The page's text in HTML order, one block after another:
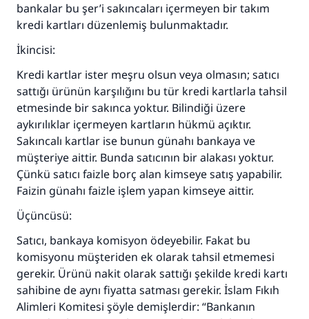
bankalar bu şer’i sakıncaları içermeyen bir takım
kredi kartları düzenlemiş bulunmaktadır.
İkincisi:
Kredi kartlar ister meşru olsun veya olmasın; satıcı
sattığı ürünün karşılığını bu tür kredi kartlarla tahsil
etmesinde bir sakınca yoktur. Bilindiği üzere
aykırılıklar içermeyen kartların hükmü açıktır.
Sakıncalı kartlar ise bunun günahı bankaya ve
müşteriye aittir. Bunda satıcının bir alakası yoktur.
Çünkü satıcı faizle borç alan kimseye satış yapabilir.
Faizin günahı faizle işlem yapan kimseye aittir.
Üçüncüsü:
Satıcı, bankaya komisyon ödeyebilir. Fakat bu
komisyonu müşteriden ek olarak tahsil etmemesi
gerekir. Ürünü nakit olarak sattığı şekilde kredi kartı
sahibine de aynı fiyatta satması gerekir. İslam Fıkıh
Alimleri Komitesi şöyle demişlerdir: “Bankanın
110845 Nolu Cevap, bir evliliği
kurtardı.
Ümmete cevapları ulaştırmak için bizi destekle
Rasulullah ﷺ şöyle dedi:
Her kim bir hayra yol gösterirse , hayrı yapan
kişinin sevabı kadar ona sevap yazılır.
(MUSLIM 1893)